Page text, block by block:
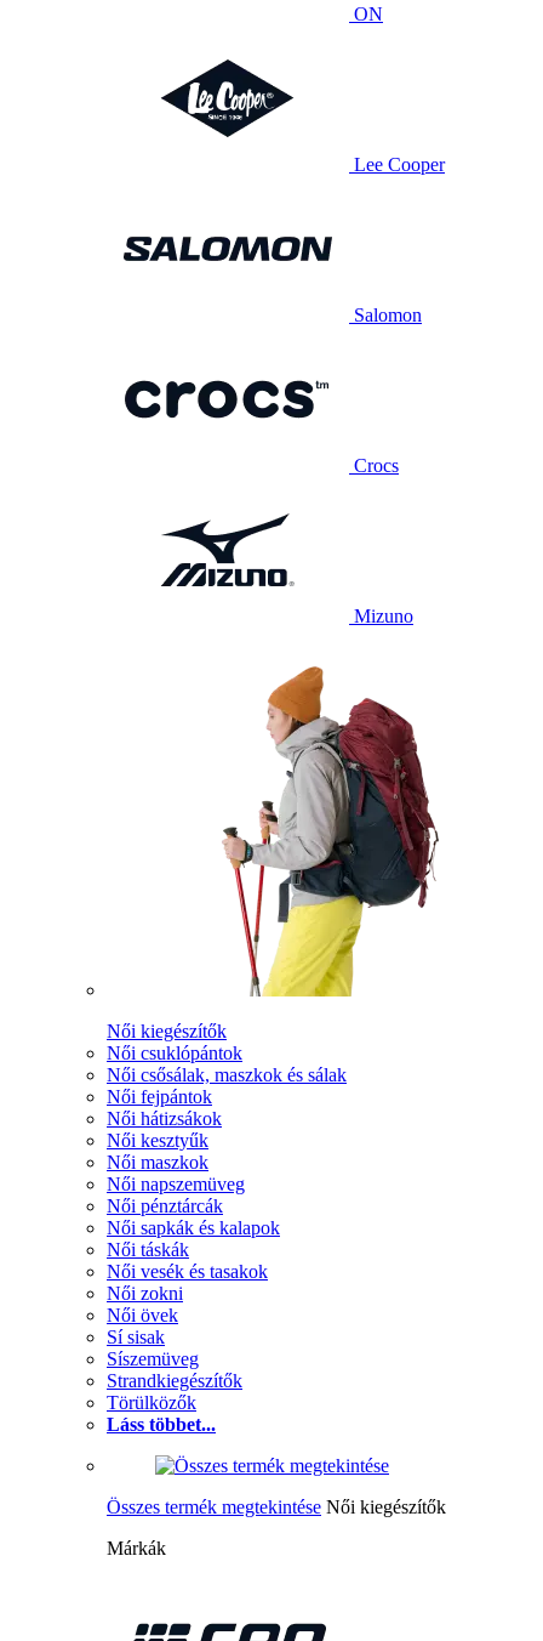
ON
Lee Cooper
Salomon
Crocs
Mizuno
Női kiegészítők
Női csuklópántok
Női csősálak, maszkok és sálak
Női fejpántok
Női hátizsákok
Női kesztyűk
Női maszkok
Női napszemüveg
Női pénztárcák
Női sapkák és kalapok
Női táskák
Női vesék és tasakok
Női zokni
Női övek
Sí sisak
Síszemüveg
Strandkiegészítők
Törülközők
Láss többet...
Összes termék megtekintése Női kiegészítők
Márkák